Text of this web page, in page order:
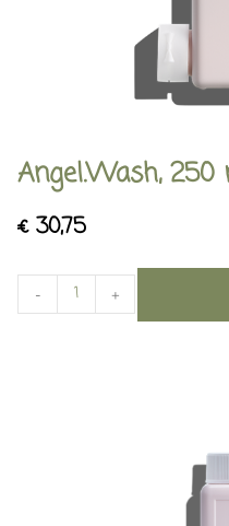
Angel.Wash, 250
€30,75
- +